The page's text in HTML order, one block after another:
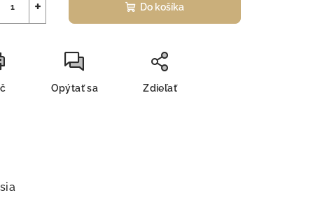
+ Do košíka
Opýtať sa Zdieľať